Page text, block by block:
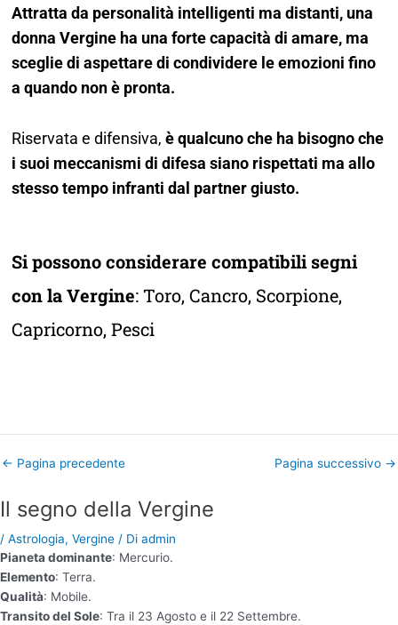
Attratta da personalità intelligenti ma distanti, una
donna Vergine ha una forte capacità di amare, ma
sceglie di aspettare di condividere le emozioni fino
a quando non è pronta.
Riservata e difensiva,è qualcuno che ha bisogno che
i suoi meccanismi di difesa siano rispettati ma allo
stesso tempo infranti dal partner giusto.
Si possono considerare compatibili segni
con la Vergine: Toro,Cancro, Scorpione,
Capricorno,Pesci
← Pagina precedente Pagina successivo →
Il segno della Vergine
/ Astrologia, Vergine / Di admin
Pianeta dominante: Mercurio.
Elemento: Terra.
Qualità: Mobile.
Transito del Sole: Tra il 23 Agosto e il 22 Settembre.